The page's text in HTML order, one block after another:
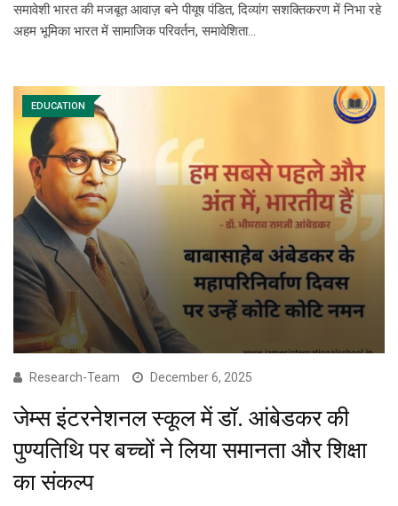
समावेशी भारत की मजबूत आवाज़ बने पीयूष पंडित, दिव्यांग सशक्तिकरण में निभा रहे
अहम भूमिका भारत में सामाजिक परिवर्तन, समावेशिता…
EDUCATION
Research-Team December 6, 2025
जेम्स इंटरनेशनल स्कूल में डॉ. आंबेडकर की
पुण्यतिथि पर बच्चों ने लिया समानता और शिक्षा
का संकल्प